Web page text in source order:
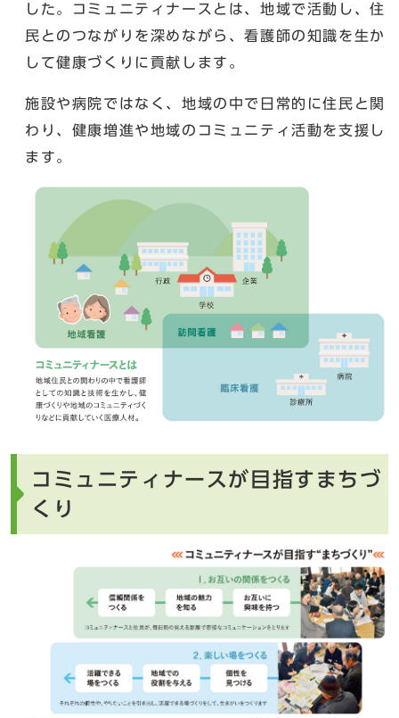
した。コミュニティナースとは、地域で活動し、住
民とのつながりを深めながら、看護師の知識を生か
して健康づくりに貢献します。
施設や病院ではなく、地域の中で日常的に住民と関
わり、健康増進や地域のコミュニティ活動を支援し
ます。
コミュニティナースが目指すまちづ
くり